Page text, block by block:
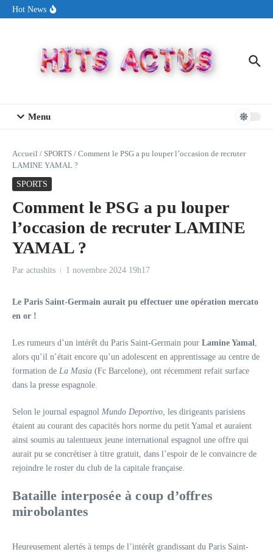
Aller au contenu
Hot News
« New Day »
Menu
Accueil / SPORTS / Comment le PSG a pu louper l’occasion de recruter
LAMINE YAMAL ?
SPORTS
Comment le PSG a pu louper
l’occasion de recruter LAMINE
YAMAL ?
Par actushits 1 novembre 2024 19h17
Le Paris Saint-Germain aurait pu effectuer une opération mercato
en or !
Les rumeurs d’un intérêt du Paris Saint-Germain pour Lamine Yamal,
alors qu’il n’était encore qu’un adolescent en apprentissage au centre de
formation de La Masia (Fc Barcelone), ont récemment refait surface
dans la presse espagnole.
Selon le journal espagnol Mundo Deportivo, les dirigeants parisiens
étaient au courant des capacités hors norme du petit Yamal et auraient
ainsi soumis au talentueux jeune international espagnol une offre qui
aurait pu se concrétiser à titre gratuit, dans l’espoir de le convaincre de
rejoindre le roster du club de la capitale française.
Bataille interposée à coup d’offres
mirobolantes
Heureusement alertés à temps de l’intérêt grandissant du Paris Saint-